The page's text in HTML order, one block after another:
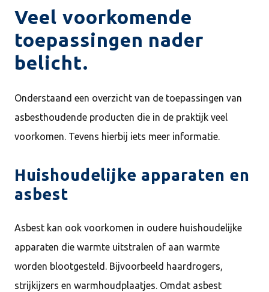
Veel voorkomende
toepassingen nader
belicht.
Onderstaand een overzicht van de toepassingen van
asbesthoudende producten die in de praktijk veel
voorkomen. Tevens hierbij iets meer informatie.
Huishoudelijke apparaten en
asbest
Asbest kan ook voorkomen in oudere huishoudelijke
apparaten die warmte uitstralen of aan warmte
worden blootgesteld. Bijvoorbeeld haardrogers,
strijkijzers en warmhoudplaatjes. Omdat asbest